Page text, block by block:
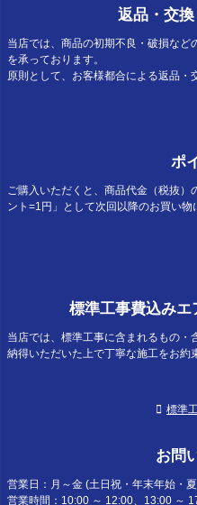
返品・交
当店では、商品の初期不良・破損な
を承っております。
原則として、お客様都合による返品・
ポ
ご購入いただくと、商品代金（税抜
ント=1円」として次回以降のお買い物
標準工事費込み
当店では、標準工事に含まれるもの
納得いただいた上で丁寧な施工をお約
標準
お問
営業日：月～金 (土日祝・年末年始・
営業時間：10:00 ～ 12:00、13:00 ～